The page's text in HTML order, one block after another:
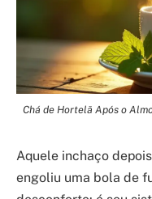
Chá de Hortelã Após o
Aquele inchaço
engoliu uma bola de